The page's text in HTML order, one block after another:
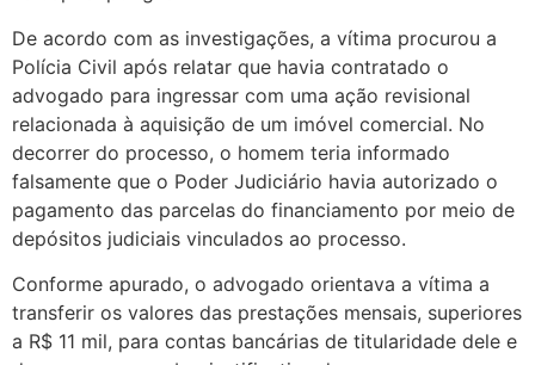
De acordo com as investigações, a vítima procurou a
Polícia Civil após relatar que havia contratado o
advogado para ingressar com uma ação revisional
relacionada à aquisição de um imóvel comercial. No
decorrer do processo, o homem teria informado
falsamente que o Poder Judiciário havia autorizado o
pagamento das parcelas do financiamento por meio de
depósitos judiciais vinculados ao processo.
Conforme apurado, o advogado orientava a vítima a
transferir os valores das prestações mensais, superiores
a R$ 11 mil, para contas bancárias de titularidade dele e